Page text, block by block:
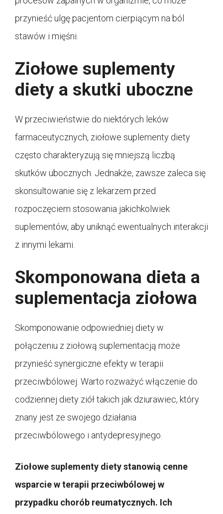
przynieść ulgę pacjentom cierpiącym na ból
stawów i mięśni.
Ziołowe suplementy
diety a skutki uboczne
W przeciwieństwie do niektórych leków
farmaceutycznych, ziołowe suplementy diety
często charakteryzują się mniejszą liczbą
skutków ubocznych. Jednakże, zawsze zaleca się
skonsultowanie się z lekarzem przed
rozpoczęciem stosowania jakichkolwiek
suplementów, aby uniknąć ewentualnych interakcji
z innymi lekami.
Skomponowana dieta a
suplementacja ziołowa
Skomponowanie odpowiedniej diety w
połączeniu z ziołową suplementacją może
przynieść synergiczne efekty w terapii
przeciwbólowej. Warto rozważyć włączenie do
codziennej diety ziół takich jak dziurawiec, który
znany jest ze swojego działania
przeciwbólowego i antydepresyjnego.
Ziołowe suplementy diety stanowią cenne
wsparcie w terapii przeciwbólowej w
przypadku chorób reumatycznych. Ich